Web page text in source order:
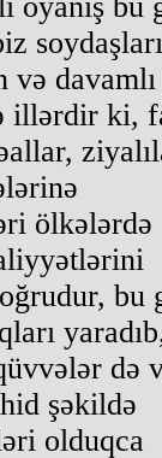
və davamlı
illərdir ki,
ölkələrdə
bu
də
şəkildə
olduqca